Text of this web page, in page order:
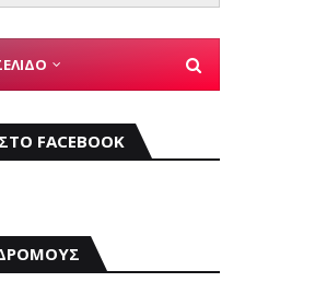
FACEBOOK